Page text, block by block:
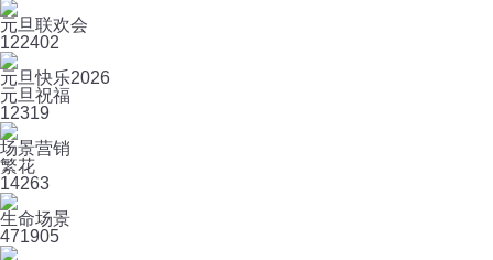
元旦联欢会
122402
元旦快乐2026
元旦祝福
12319
场景营销
繁花
14263
生命场景
471905